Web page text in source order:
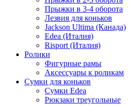
Прыжки в 3-4 оборота
Лезвия для коньков
Jackson Ultima (Канада)
Edea (Италия)
Risport (Италия)
Ролики
Фигурные рамы
Аксессуары к роликам
Сумки для коньков
Сумки Edea
Рюкзаки треугольные